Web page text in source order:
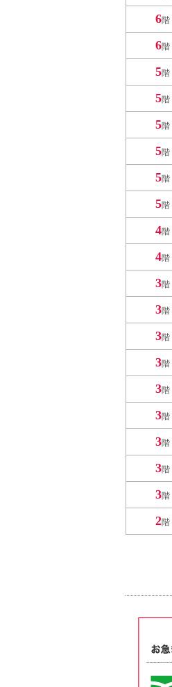
6階
6階
5階
5階
5階
5階
5階
5階
4階
4階
3階
3階
3階
3階
3階
3階
3階
3階
3階
2階